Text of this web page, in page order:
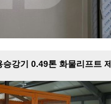
강기 0.49톤 화물리프트 제
작설치